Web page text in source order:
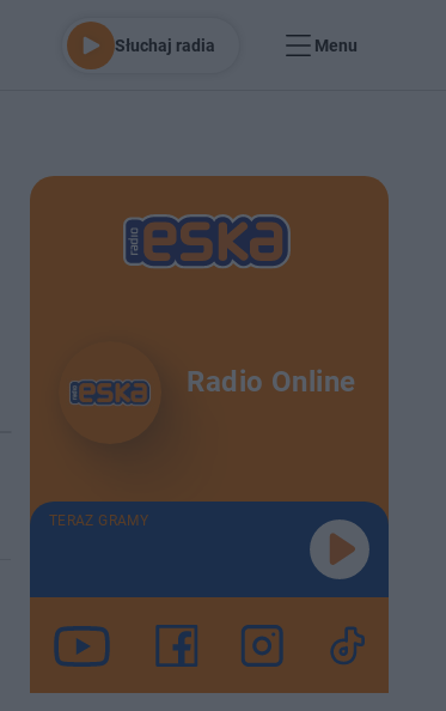
Słuchaj radia Menu
Radio Online
TERAZ GRAMY